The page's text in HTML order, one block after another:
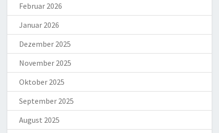
Februar 2026
Januar 2026
Dezember 2025
November 2025
Oktober 2025
September 2025
August 2025